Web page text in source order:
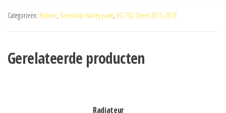
Categorieën: Bobine, Gebruikte Harley parts, XG 750 Street 2015-2018
Gerelateerde producten
radiateur